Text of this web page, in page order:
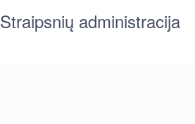
Straipsnių administracija